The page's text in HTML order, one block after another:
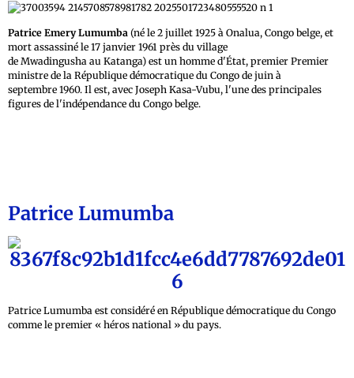
Patrice Emery Lumumba (né le 2 juillet 1925 à Onalua, Congo belge, et
mort assassiné le 17 janvier 1961 près du village
de Mwadingusha au Katanga) est un homme d'État, premier Premier
ministre de la République démocratique du Congo de juin à
septembre 1960. Il est, avec Joseph Kasa-Vubu, l'une des principales
figures de l'indépendance du Congo belge.
Patrice Lumumba
Patrice Lumumba est considéré en République démocratique du Congo
comme le premier « héros national » du pays.